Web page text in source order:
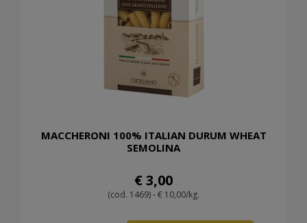
MACCHERONI 100% ITALIAN DURUM WHEAT
SEMOLINA
€ 3,00
(cod. 1469) - € 10,00/kg.